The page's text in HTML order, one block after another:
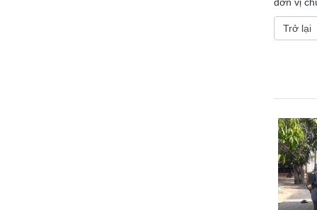
đơn vị
Trở lại